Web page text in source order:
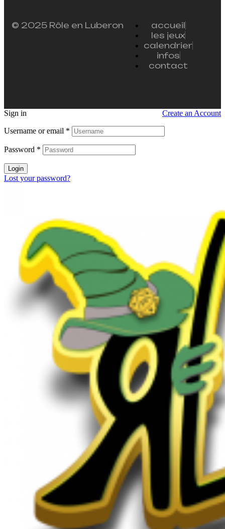
© 2025 Rôle en Luberon
accueil
les jeux
calendrier
infos
contact
Sign in Create an Account
Username or email *
Password *
Login
Lost your password?